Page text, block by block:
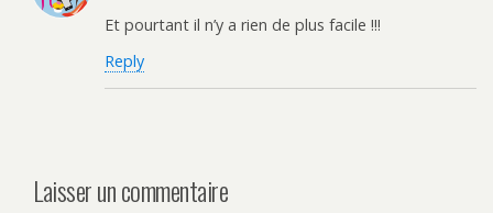
Et pourtant il n’y a rien de plus facile !!!
Reply
Laisser un commentaire